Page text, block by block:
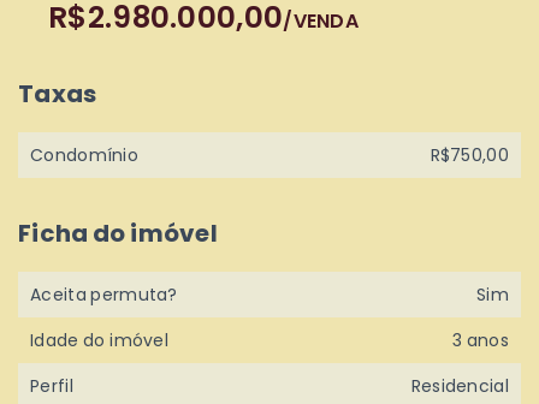
R$2.980.000,00/VENDA
Taxas
Condomínio R$750,00
Ficha do imóvel
Aceita permuta?
Sim
Idade do imóvel
3 anos
Perfil
Residencial